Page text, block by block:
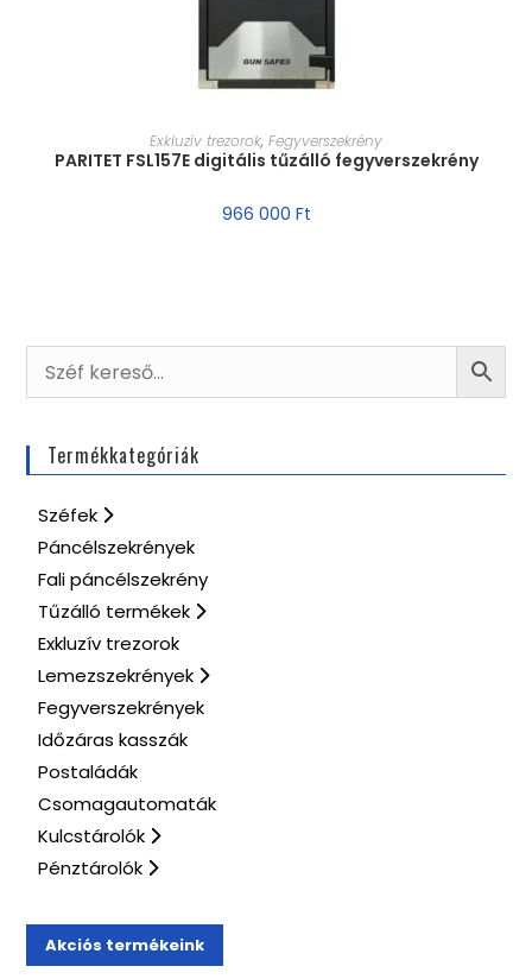
MÉRET VÁLASZTÁSA
Exkluzív trezorok, Fegyverszekrény
PARITET FSL157E digitális tűzálló fegyverszekrény
966 000 Ft
Termékkategóriák
Széfek
Páncélszekrények
Fali páncélszekrény
Tűzálló termékek
Exkluzív trezorok
Lemezszekrények
Fegyverszekrények
Időzáras kasszák
Postaládák
Csomagautomaták
Kulcstárolók
Pénztárolók
Akciós termékeink